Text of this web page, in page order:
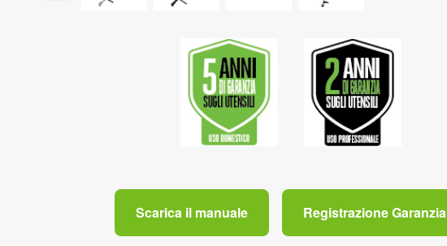
Scarica il manuale Registrazione Garanzia